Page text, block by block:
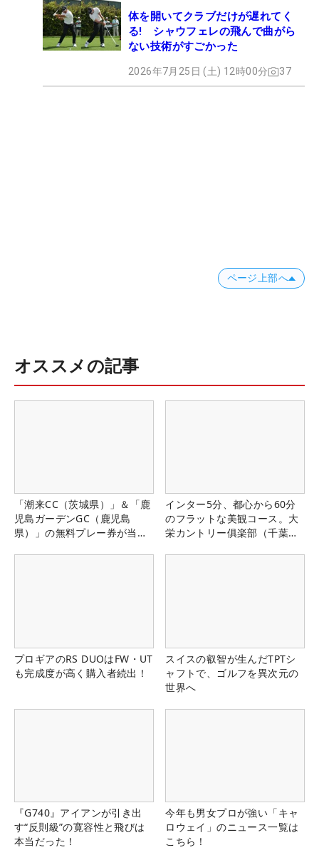
体を開いてクラブだけが遅れてく
る! シャウフェレの飛んで曲がら
ない技術がすごかった
2026年7月25日 (土) 12時00分 37
ページ上部へ
オススメの記事
「潮来CC（茨城県）」＆「鹿
児島ガーデンGC（鹿児島
県）」の無料プレー券が当た
インター5分、都心から60分
のフラットな美観コース。大
栄カントリー俱楽部（千葉
プロギアのRS DUOはFW・UT
も完成度が高く購入者続出！
スイスの叡智が生んだTPTシ
ャフトで、ゴルフを異次元の
世界へ
『G740』アイアンが引き出
す“反則級”の寛容性と飛びは
本当だった！
今年も男女プロが強い「キャ
ロウェイ」のニュース一覧は
こちら！